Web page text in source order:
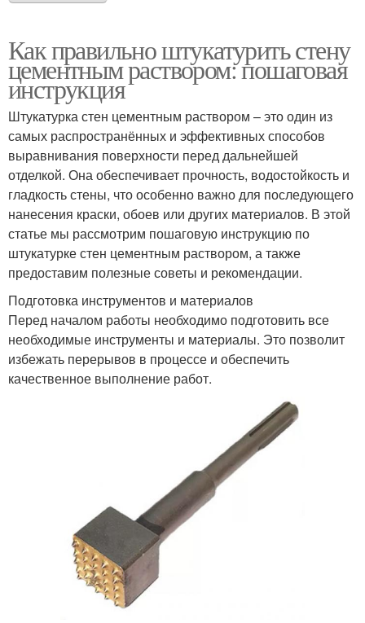
Как правильно штукатурить стену
цементным раствором: пошаговая
инструкция
Штукатурка стен цементным раствором – это один из
самых распространённых и эффективных способов
выравнивания поверхности перед дальнейшей
отделкой. Она обеспечивает прочность, водостойкость и
гладкость стены, что особенно важно для последующего
нанесения краски, обоев или других материалов. В этой
статье мы рассмотрим пошаговую инструкцию по
штукатурке стен цементным раствором, а также
предоставим полезные советы и рекомендации.
Подготовка инструментов и материалов
Перед началом работы необходимо подготовить все
необходимые инструменты и материалы. Это позволит
избежать перерывов в процессе и обеспечить
качественное выполнение работ.